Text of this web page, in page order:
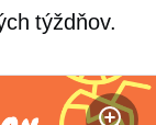
týždňov.